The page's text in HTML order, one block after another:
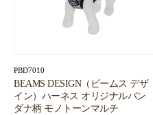
PBD7010
BEAMS DESIGN（ビームス デザ
イン）ハーネス オリジナルバン
ダナ柄 モノトーンマルチ